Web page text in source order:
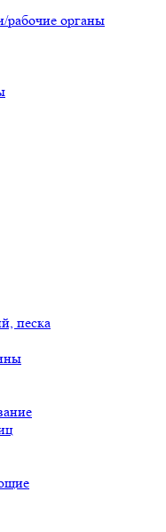
рабочие органы
песка